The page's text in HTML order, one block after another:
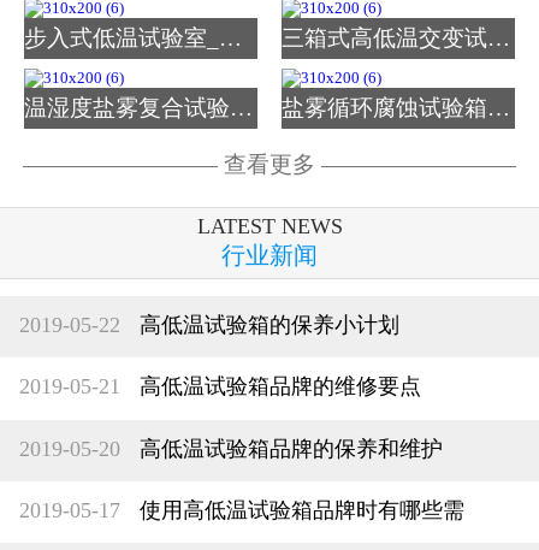
步入式低温试验室_图片 三箱式高低温交变试验箱
温湿度盐雾复合试验箱_图 盐雾循环腐蚀试验箱_图片
查看更多
LATEST NEWS
行业新闻
2019-05-22 高低温试验箱的保养小计划
2019-05-21 高低温试验箱品牌的维修要点
2019-05-20 高低温试验箱品牌的保养和维护
2019-05-17 使用高低温试验箱品牌时有哪些需